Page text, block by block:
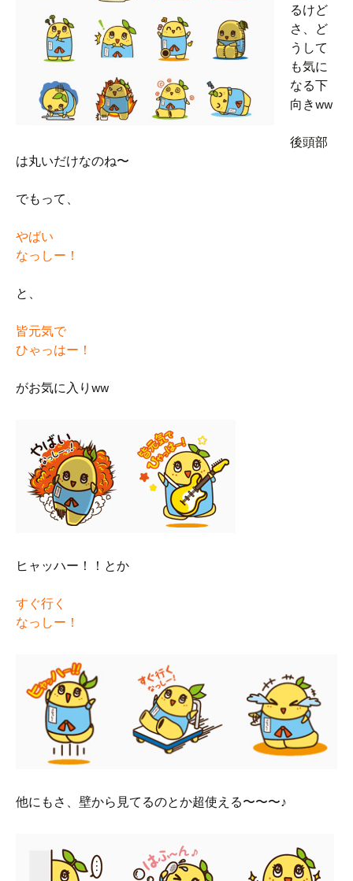
るけど
さ、ど
うして
も気に
なる下
向きww
後頭部
は丸いだけなのね〜
でもって、
やばい
なっしー！
と、
皆元気で
ひゃっはー！
がお気に入りww
ヒャッハー！！とか
すぐ行く
なっしー！
他にもさ、壁から見てるのとか超使える〜〜〜♪